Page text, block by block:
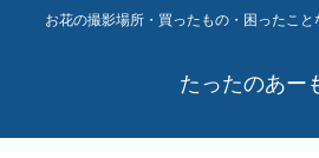
お花の撮影場所・買ったもの・困ったこ
たったのあー